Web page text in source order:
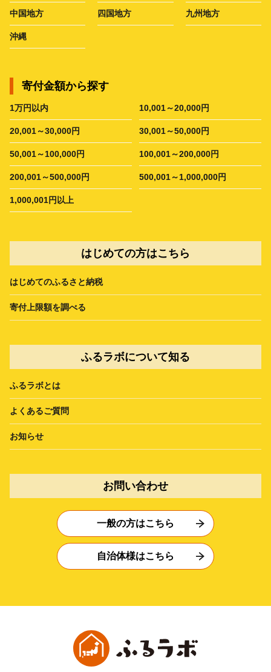
中国地方 四国地方 九州地方
沖縄
寄付金額から探す
1万円以内 10,001～20,000円
20,001～30,000円 30,001～50,000円
50,001～100,000円 100,001～200,000円
200,001～500,000円 500,001～1,000,000円
1,000,001円以上
はじめての方はこちら
はじめてのふるさと納税
寄付上限額を調べる
ふるラボについて知る
ふるラボとは
よくあるご質問
お知らせ
お問い合わせ
一般の方はこちら
自治体様はこちら